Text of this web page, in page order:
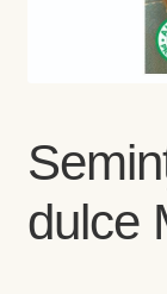
ecoVazon
dulce